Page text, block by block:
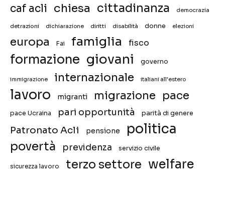
caf acli chiesa cittadinanza democrazia
detrazioni dichiarazione diritti disabilità donne elezioni
europa Fai famiglia fisco
formazione giovani governo
immigrazione internazionale italiani all'estero
lavoro migranti migrazione pace
pace Ucraina pari opportunità parità di genere
Patronato Acli pensione politica
povertà previdenza servizio civile
sicurezza lavoro terzo settore welfare